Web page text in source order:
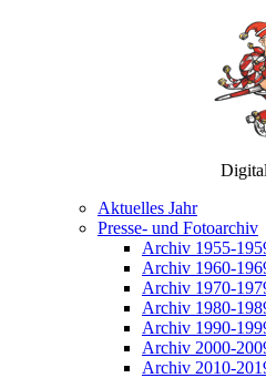
Aktuelles Jahr
Presse- und Fotoarchiv
Archiv 1955-
Archiv 1960-
Archiv 1970-
Archiv 1980-
Archiv 1990-
Archiv 2000-
Archiv 2010-